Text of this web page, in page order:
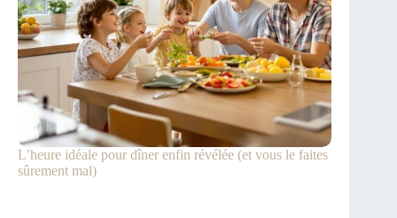
L’heure idéale pour dîner enfin révélée (et vous le faites
sûrement mal)